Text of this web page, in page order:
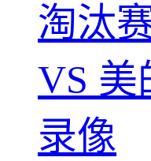
淘汰
VS 美
录像